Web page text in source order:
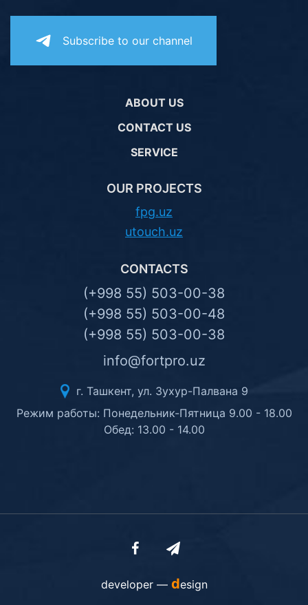
Subscribe to our channel
ABOUT US
CONTACT US
SERVICE
OUR PROJECTS
fpg.uz
utouch.uz
CONTACTS
(+998 55) 503-00-38
(+998 55) 503-00-48
(+998 55) 503-00-38
info@fortpro.uz
г. Ташкент, ул. Зухур-Палвана 9
Режим работы: Понедельник-Пятница 9.00 - 18.00
Обед: 13.00 - 14.00
developer — design